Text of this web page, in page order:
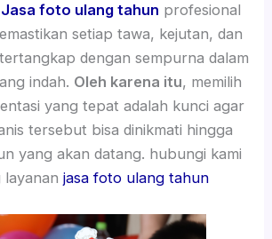
Jasa foto ulang tahun profesional
setiap tawa, kejutan, dan
dengan sempurna dalam
indah. Oleh karena itu, memilih
yang tepat adalah kunci agar
tersebut bisa dinikmati hingga
yang akan datang. hubungi kami
layanan jasa foto ulang tahun